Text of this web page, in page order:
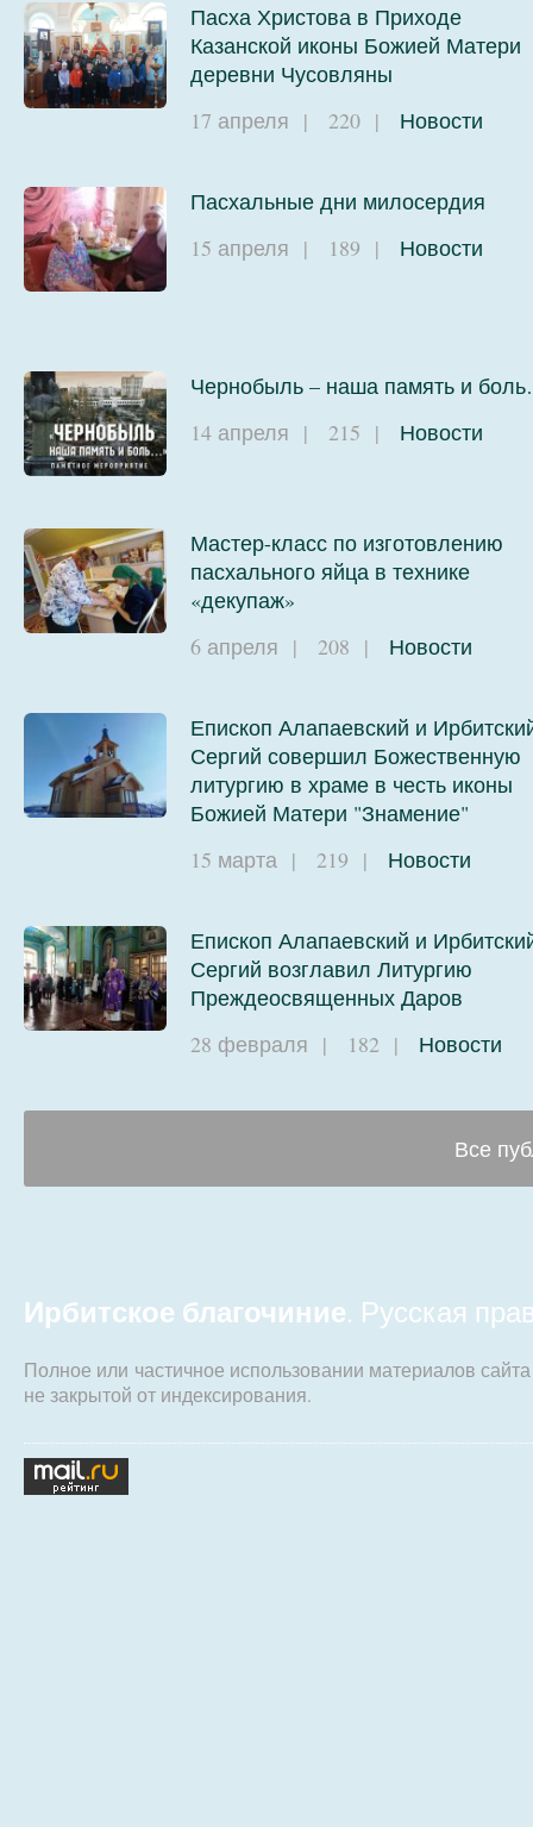
Пасха Христова в Приходе
Казанской иконы Божией Матери
деревни Чусовляны
17 апреля | 220 | Новости
Пасхальные дни милосердия
15 апреля | 189 | Новости
Чернобыль – наша память и
14 апреля | 215 | Новости
Мастер-класс по изготовлению
пасхального яйца в технике
«декупаж»
6 апреля | 208 | Новости
Епископ Алапаевский и
Сергий совершил Божественную
литургию в храме в честь иконы
Божией Матери "Знамение"
15 марта | 219 | Новости
Епископ Алапаевский и
Сергий возглавил Литургию
Преждеосвященных Даров
28 февраля | 182 | Новости
Все
Ирбитское благочиние. Русская
Полное или частичное использовании материалов
не закрытой от индексирования.